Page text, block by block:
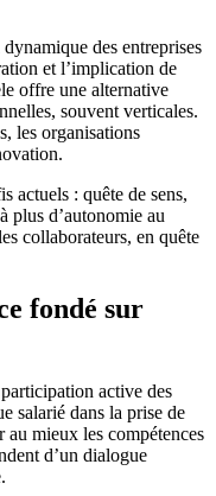
des entreprises
et l’implication de
offre une alternative
souvent verticales.
les organisations
actuels : quête de sens,
plus d’autonomie au
collaborateurs, en quête
fondé sur
active des
salarié dans la prise de
au mieux les compétences
d’un dialogue